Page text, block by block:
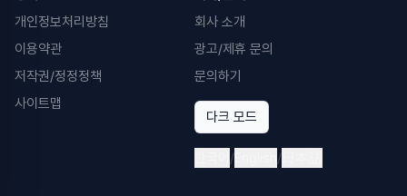
개인정보처리방침
이용약관
저작권/정정정책
사이트맵
회사 소개
광고/제휴 문의
문의하기
다크 모드
/ /